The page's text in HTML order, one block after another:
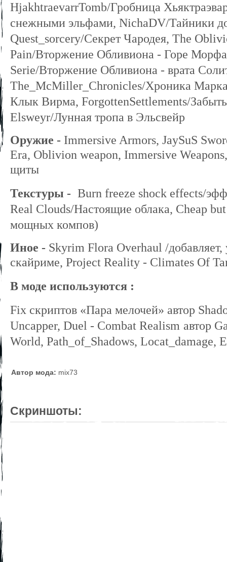
HjakhtraevarrTomb/Гробница
снежными эльфами, NichaDV/Тайники
Quest_sorcery/Cекрет Чародея, The
Pain/Вторжение Обливиона - Горе
Serie/Вторжение Обливиона - врата
The_McMiller_Chronicles/Хроника
Клык Вирма, ForgottenSettlements/
Elsweyr/Лунная тропа в Эльсвейр
Оружие - Immersive Armors, JaySuS
Era, Oblivion weapon, Immersive
щиты
Текстуры - Burn freeze shock effects/
Real Clouds/Настоящие облака, Cheap
мощных компов)
Иное - Skyrim Flora Overhaul /
скайриме, Project Reality - Climates Of
В моде используются :
Fix скриптов «Пара мелочей» автор
Uncapper, Duel - Combat Realism автор
World, Path_of_Shadows, Locat_damage,
Автор мода: mix73
Скриншоты: